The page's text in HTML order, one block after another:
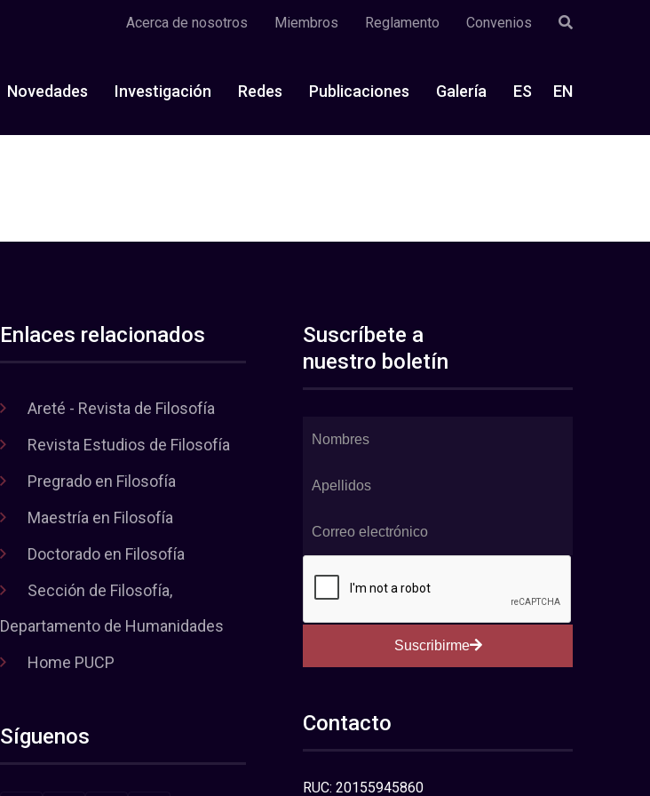
Acerca de nosotros Miembros Reglamento Convenios
Novedades Investigación Redes Publicaciones Galería ES EN
Enlaces relacionados
Areté - Revista de Filosofía
Revista Estudios de Filosofía
Pregrado en Filosofía
Maestría en Filosofía
Doctorado en Filosofía
Sección de Filosofía,
Departamento de Humanidades
Home PUCP
Síguenos
Suscríbete a
nuestro boletín
Suscribirme
Contacto
RUC: 20155945860